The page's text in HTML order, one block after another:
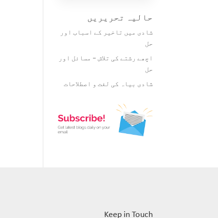
حالیہ تحریریں
شادی میں تاخیر کے اسباب اور
حل
اچھے رشتے کی تلاش – مسائل اور
حل
شادی بیاہ کی لغت و اصطلاحات
Keep in Touch